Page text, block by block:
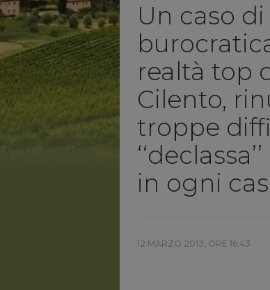
Un caso di
realtà top
Cilento,
troppe
in ogni
12 MARZO 2013, ORE 16:43